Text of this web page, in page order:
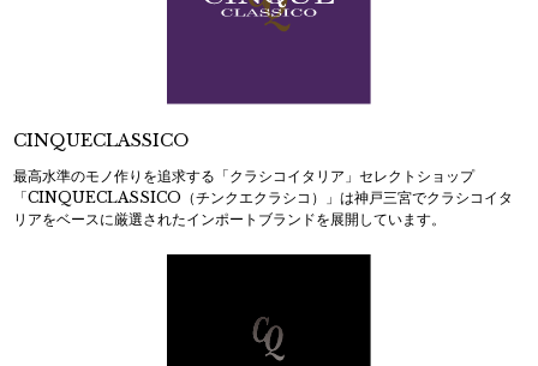
CINQUECLASSICO
最高水準のモノ作りを追求する「クラシコイタリア」セレクトショップ
「CINQUECLASSICO（チンクエクラシコ）」は神戸三宮でクラシコイタ
リアをベースに厳選されたインポートブランドを展開しています。